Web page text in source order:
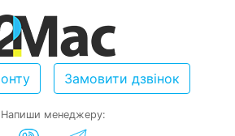
Замовити дзвінок
Напиши менеджеру: